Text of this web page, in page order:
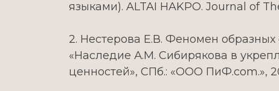
языками). ALTAI HAKPO. Journal of
2. Нестерова Е.В. Феномен
«Наследие А.М. Сибирякова в
ценностей», СПб.: «ООО ПиФ.com.»,